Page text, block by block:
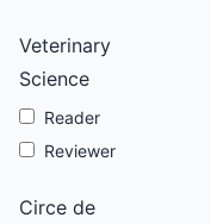
Veterinary
Science
Reader
Reviewer
Circe de